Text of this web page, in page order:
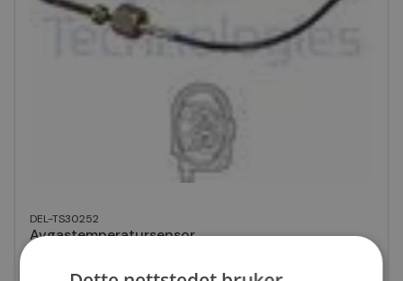
DEL-TS30252
Avgastemperatursensor